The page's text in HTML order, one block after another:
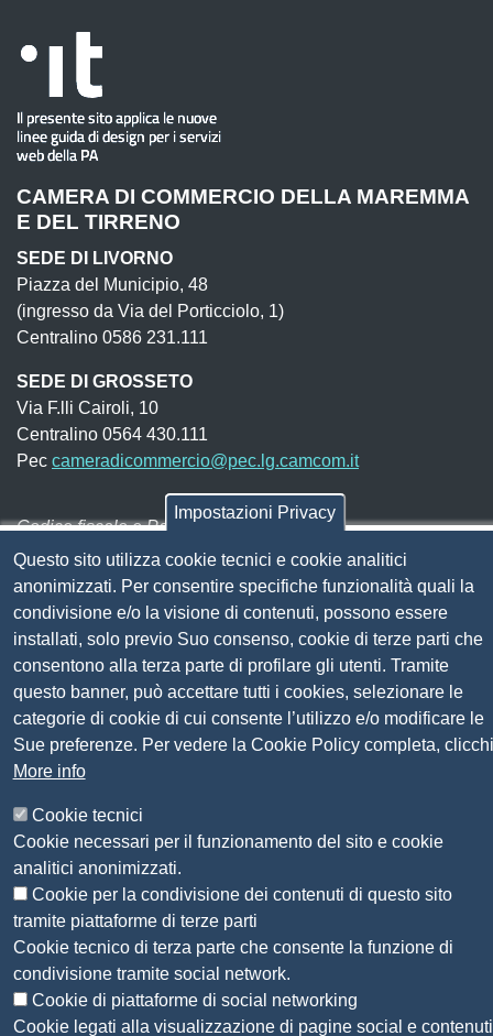
CAMERA DI COMMERCIO DELLA MAREMMA
E DEL TIRRENO
SEDE DI LIVORNO
Piazza del Municipio, 48
(ingresso da Via del Porticciolo, 1)
Centralino 0586 231.111
SEDE DI GROSSETO
Via F.lli Cairoli, 10
Centralino 0564 430.111
Pec cameradicommercio@pec.lg.camcom.it
Codice fiscale e Partita Iva:
01838690491
Codice univoco fatturazione elettronica:UFN1JE
Pagare con PagoPA
Seguici su
Sito web
Amministrazione trasparente
Mappa del sito
Social Media Policy
Dichiarazione di accessibilità
Feedback accessibilità
Siti tematici: Maremma e Tirreno Itinerari
© 2026 CAMERA DI COMMERCIO DELLA
Impostazioni Privacy
Questo sito utilizza cookie tecnici e cookie analitici
anonimizzati. Per consentire specifiche funzionalità quali la
condivisione e/o la visione di contenuti, possono essere
installati, solo previo Suo consenso, cookie di terze parti che
consentono alla terza parte di profilare gli utenti. Tramite
questo banner, può accettare tutti i cookies, selezionare le
categorie di cookie di cui consente l’utilizzo e/o modificare le
Sue preferenze. Per vedere la Cookie Policy completa, clicchi
More info
Cookie tecnici
Cookie necessari per il funzionamento del sito e cookie
analitici anonimizzati.
Cookie per la condivisione dei contenuti di questo sito
tramite piattaforme di terze parti
Cookie tecnico di terza parte che consente la funzione di
condivisione tramite social network.
Cookie di piattaforme di social networking
Cookie legati alla visualizzazione di pagine social e contenuti